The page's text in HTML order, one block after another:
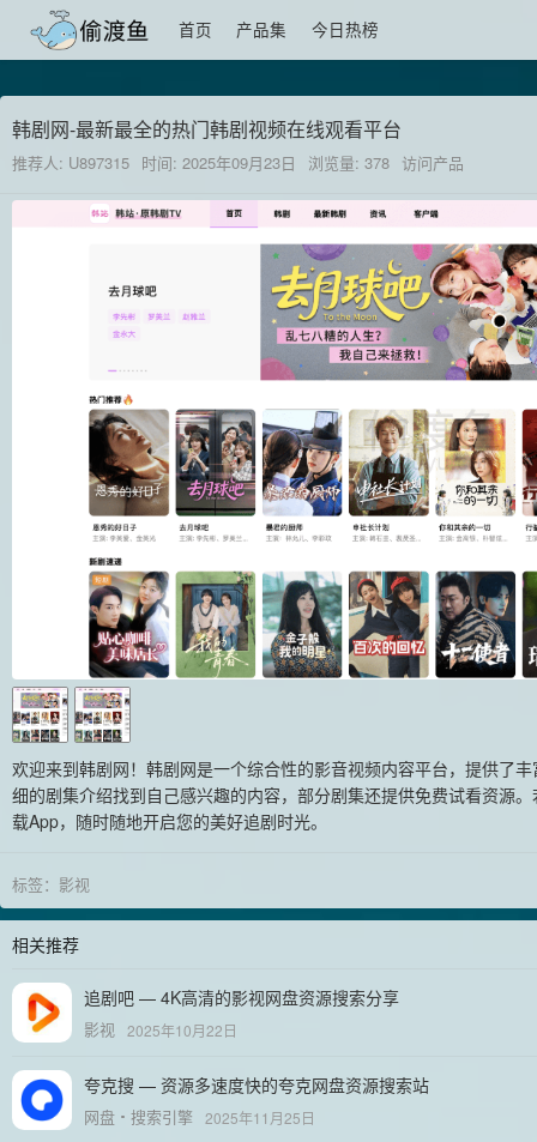
首页 产品集 今日热榜
韩剧网-最新最全的热门韩剧视频在线观看平台
推荐人: U897315 时间: 2025年09月23日 浏览量: 378 访问产品
欢迎来到韩剧网！韩剧网是一个综合性的影音视频内容平台，提供了
细的剧集介绍找到自己感兴趣的内容，部分剧集还提供免费试看资源
载App，随时随地开启您的美好追剧时光。
标签： 影视
相关推荐
追剧吧 — 4K高清的影视网盘资源搜索分享
影视 2025年10月22日
夸克搜 — 资源多速度快的夸克网盘资源搜索站
网盘 搜索引擎 2025年11月25日